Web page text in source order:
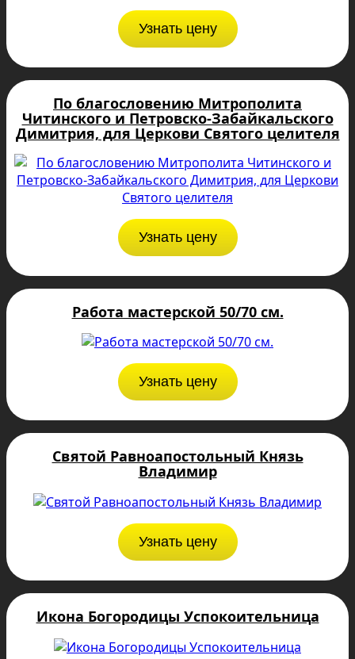
Узнать цену
По благословению Митрополита
Читинского и Петровско-Забайкальского
Димитрия, для Церкови Святого целителя
Узнать цену
Работа мастерской 50/70 см.
Узнать цену
Святой Равноапостольный Князь
Владимир
Узнать цену
Икона Богородицы Успокоительница